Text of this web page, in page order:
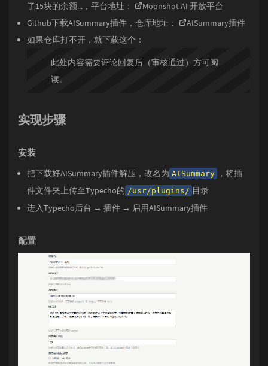
了15块的余额...，平台地址：
Moonshot AI 开放平台
Github下载AISummary插件，仓库地址：
AISummary插件
如果仓库打不开，就下载这个：
此处内容需要评论回复后（审核通过）方可阅
读。
实现步骤
安装
把下载好AISummary插件解压，改名为 AISummary
，将插
件文件夹上传至Typecho的 /usr/plugins/ 目录
进入Typecho后台 → 插件 → 启用AISummary插件
配置